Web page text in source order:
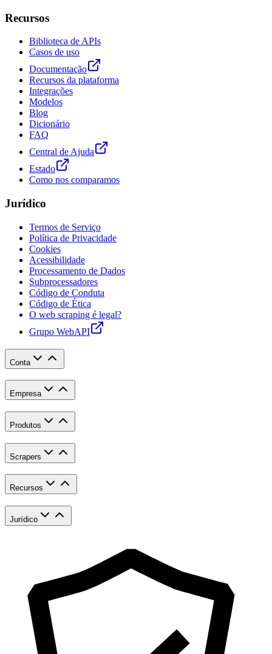
Recursos
Biblioteca de APIs
Casos de uso
Documentação
Recursos da plataforma
Integrações
Modelos
Blog
Dicionário
FAQ
Central de Ajuda
Estado
Como nos comparamos
Jurídico
Termos de Serviço
Política de Privacidade
Cookies
Acessibilidade
Processamento de Dados
Subprocessadores
Código de Conduta
Código de Ética
O web scraping é legal?
Grupo WebAPI
Conta
Empresa
Produtos
Scrapers
Recursos
Jurídico